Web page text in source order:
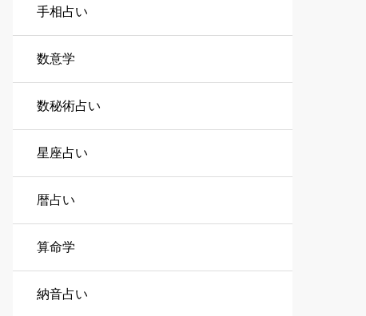
手相占い
数意学
数秘術占い
星座占い
暦占い
算命学
納音占い